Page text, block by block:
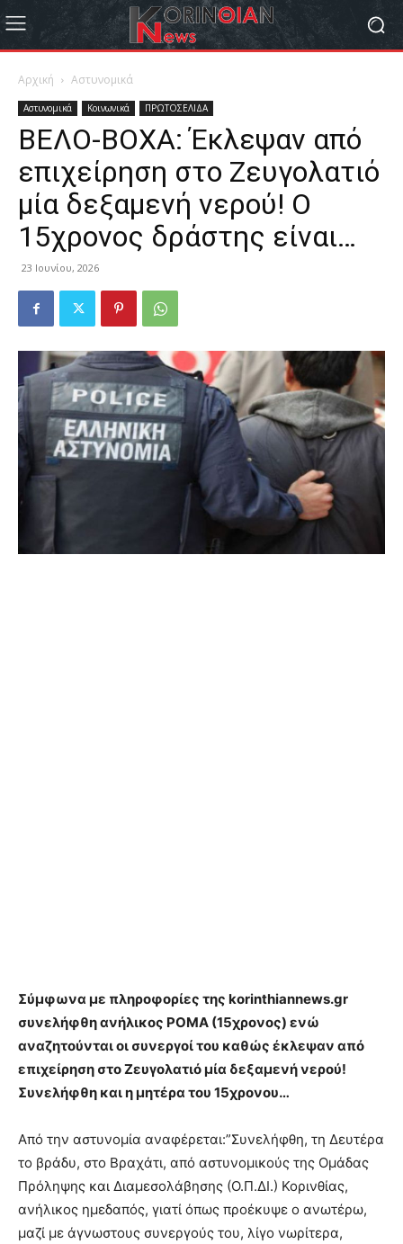
Αρχική Αστυνομικά
Αστυνομικά Κοινωνικά ΠΡΩΤΟΣΕΛΙΔΑ
ΒΕΛΟ-ΒΟΧΑ: Έκλεψαν από
επιχείρηση στο Ζευγολατιό
μία δεξαμενή νερού! Ο
15χρονος δράστης είναι…
23 Ιουνίου, 2026
Σύμφωνα με πληροφορίες της korinthiannews.gr
συνελήφθη ανήλικος ΡΟΜΑ (15χρονος) ενώ
αναζητούνται οι συνεργοί του καθώς έκλεψαν από
επιχείρηση στο Ζευγολατιό μία δεξαμενή νερού!
Συνελήφθη και η μητέρα του 15χρονου…
Από την αστυνομία αναφέρεται:”Συνελήφθη, τη Δευτέρα
το βράδυ, στο Βραχάτι, από αστυνομικούς της Ομάδας
Πρόληψης και Διαμεσολάβησης (Ο.Π.ΔΙ.) Κορινθίας,
ανήλικος ημεδαπός, γιατί όπως προέκυψε ο ανωτέρω,
μαζί με άγνωστους συνεργούς του, λίγο νωρίτερα,